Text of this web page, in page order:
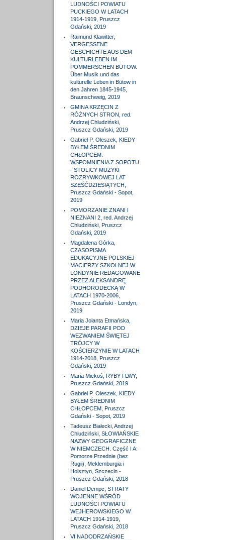
LUDNOŚCI POWIATU
PUCKIEGO W LATACH
1914-1919, Pruszcz
Gdański, 2019
Raimund Klawitter,
VERGESSENE
GESCHICHTE AUS DEM
KULTURLEBEN IM
POMMERSCHEN BÜTOW.
Über Musik und das
kulturelle Leben in Bütow in
den Jahren 1845-1945,
Braunschweig, 2019
GMINA KRZĘCIN Z
RÓŻNYCH STRON, red.
Andrzej Chludziński,
Pruszcz Gdański, 2019
Gabriel P. Oleszek, KIEDY
BYŁEM ŚREDNIM
CHŁOPCEM.
WSPOMNIENIA Z SOPOTU
- STOLICY MUZYKI
ROZRYWKOWEJ LAT
SZEŚĆDZIESIĄTYCH,
Pruszcz Gdański - Sopot,
2019
POMORZANIE ZNANI I
NIEZNANI 2, red. Andrzej
Chludziński, Pruszcz
Gdański, 2019
Magdalena Górka,
CZASOPISMA
EDUKACYJNE POLSKIEJ
MACIERZY SZKOLNEJ W
LONDYNIE REDAGOWANE
PRZEZ ALEKSANDRĘ
PODHORODECKĄ W
LATACH 1970-2006,
Pruszcz Gdański - Londyn,
2019
Maria Jolanta Etmańska,
DZIEJE PARAFII POD
WEZWANIEM ŚWIĘTEJ
TRÓJCY W
KOŚCIERZYNIE W LATACH
1914-2018, Pruszcz
Gdański, 2019
Maria Mickoś, RYBY I LWY,
Pruszcz Gdański, 2019
Gabriel P. Oleszek, KIEDY
BYŁEM ŚREDNIM
CHŁOPCEM, Pruszcz
Gdański - Sopot, 2019
Tadeusz Białecki, Andrzej
Chludziński, SŁOWIAŃSKIE
NAZWY GEOGRAFICZNE
W NIEMCZECH. Część I A:
Pomorze Przednie (bez
Rugii), Meklemburgia i
Holsztyn, Szczecin -
Pruszcz Gdański, 2018
Daniel Dempc, STRATY
WOJENNE WŚRÓD
LUDNOŚCI POWIATU
WEJHEROWSKIEGO W
LATACH 1914-1919,
Pruszcz Gdański, 2018
VI NADODRZAŃSKIE